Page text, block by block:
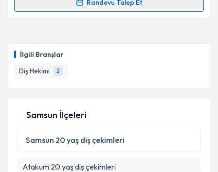
İlgili Branşlar
Diş Hekimi
2
'ni okudum ve kişisel verilerimin belirtilen
kapsamda işlenmesini kabul ediyorum.
Takvim Talebini Gönder
Randevu Talep Et
Randevu Takvimi Talebi
için bir takvim hazırlandığında e-posta ile
bilgilendireceğiz.
E-posta Adresiniz
Kişisel verilerimin işlenmesine ilişkin
Metni 'ni okudum ve kişisel verilerimin belirtilen
Samsun İlçeleri
Samsun 20 yaş diş çekimleri
Atakum 20 yaş diş çekimleri